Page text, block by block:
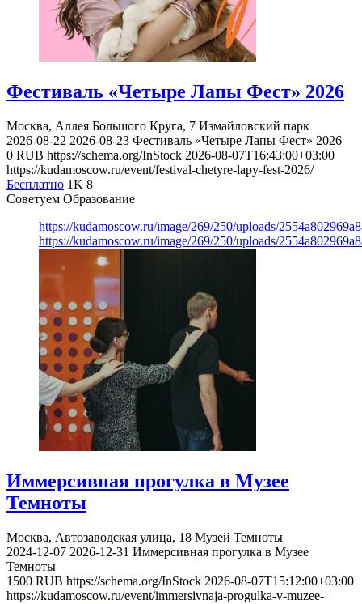
Фестиваль «Четыре Лапы Фест» 2026
Москва, Аллея Большого Круга, 7 Измайловский парк
2026-08-22 2026-08-23 Фестиваль «Четыре Лапы Фест» 2026
0 RUB https://schema.org/InStock 2026-08-07T16:43:00+03:00
https://kudamoscow.ru/event/festival-chetyre-lapy-fest-2026/
Бесплатно 1K 8
Советуем Образование
https://kudamoscow.ru/image/269/250/uploads/
https://kudamoscow.ru/image/269/250/uploads/
Иммерсивная прогулка в Музее
Темноты
Москва, Автозаводская улица, 18 Музей Темноты
2024-12-07 2026-12-31 Иммерсивная прогулка в Музее
Темноты
1500 RUB https://schema.org/InStock 2026-08-07T15:12:00+03:00
https://kudamoscow.ru/event/immersivnaja-progulka-v-muzee-